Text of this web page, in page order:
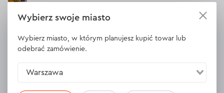
domu dla siebie, ogólnie plus ze narzędzia sie nie wysypują,
walizka jest w miare solidna. Jakość na razie jest dobra,
pewno skorzystam z nie jednej promocji i wyposaże swój garaż.
Odpowiedź 1 odpowiedź
Wybierz swoje miasto
Wybierz miasto, w którym planujesz kupić towar lub
odebrać zamówienie.
Warszawa